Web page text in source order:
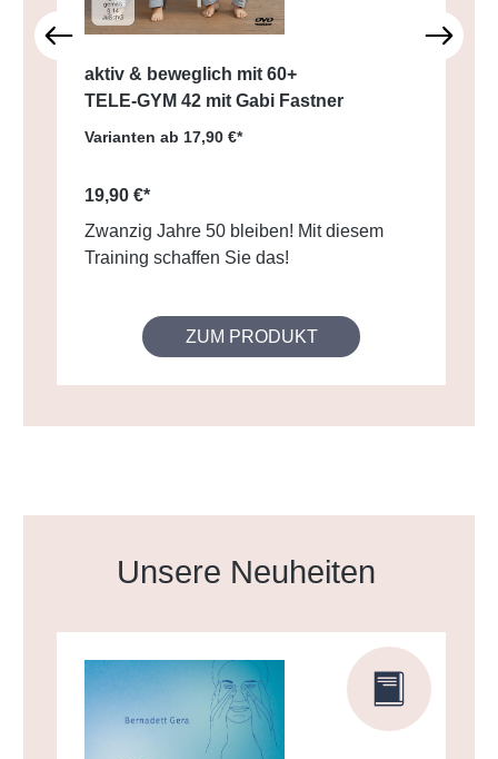
aktiv & beweglich mit 60+
TELE-GYM 42 mit Gabi Fastner
Varianten ab 17,90 €*
19,90 €*
Zwanzig Jahre 50 bleiben! Mit diesem
Training schaffen Sie das!
ZUM PRODUKT
Produktgalerie überspringen
Unsere Neuheiten